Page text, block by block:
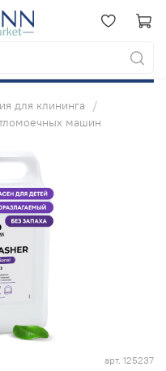
для клининга
машин
арт. 125237